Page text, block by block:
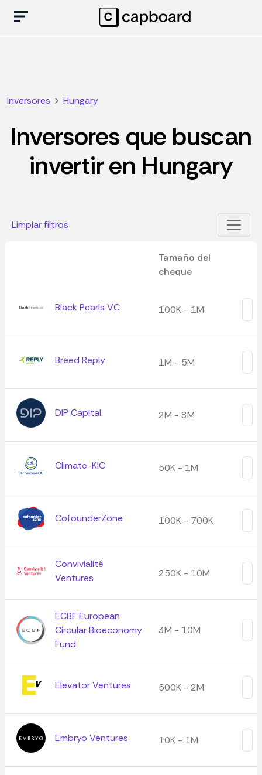
Inversores Hungary
Inversores que buscan
invertir en Hungary
Limpiar filtros
Tamaño del
cheque
Black Pearls VC 100K - 1M
Breed Reply 1M - 5M
DIP Capital 2M - 8M
Climate-KIC 50K - 1M
CofounderZone 100K - 700K
Convivialité
Ventures
250K - 10M
ECBF European
Circular Bioeconomy
Fund
3M - 10M
Elevator Ventures 500K - 2M
Embryo Ventures 10K - 1M